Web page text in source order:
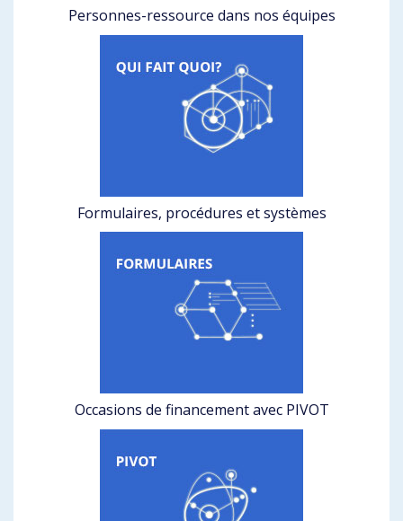
Personnes-ressource dans nos équipes
Formulaires, procédures et systèmes
Occasions de financement avec PIVOT